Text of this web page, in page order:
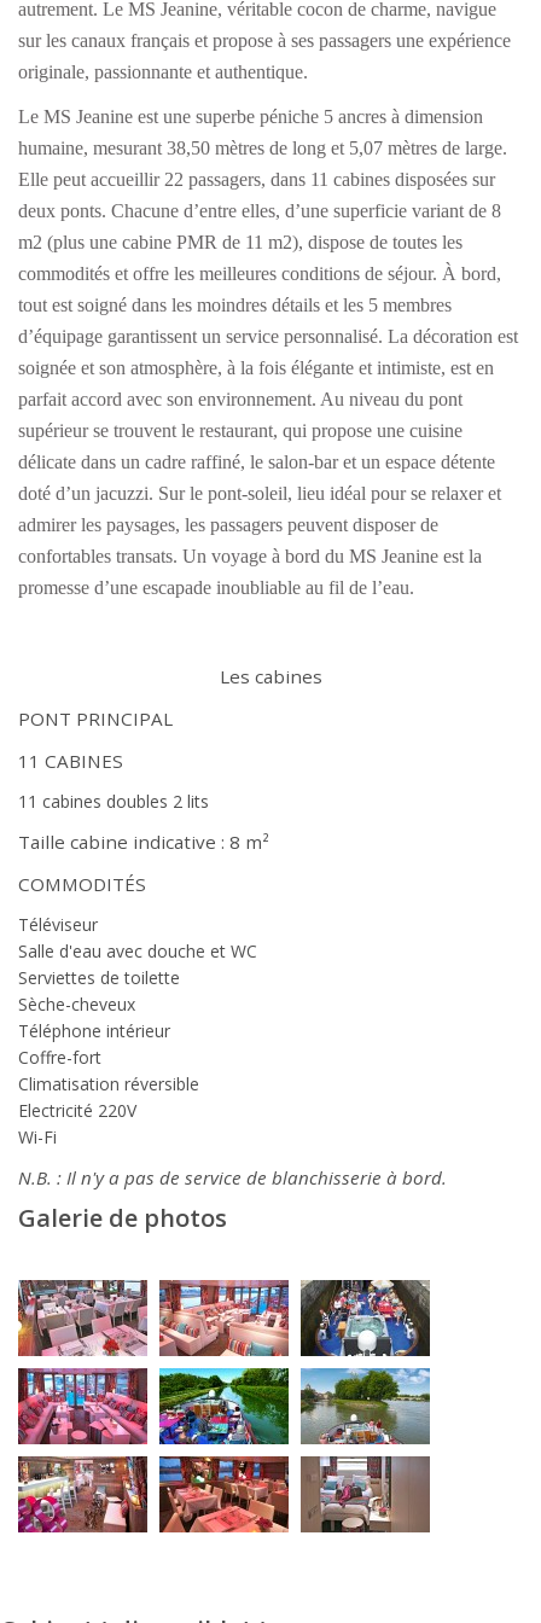
autrement. Le MS Jeanine, véritable cocon de charme, navigue
sur les canaux français et propose à ses passagers une expérience
originale, passionnante et authentique.
Le MS Jeanine est une superbe péniche 5 ancres à dimension
humaine, mesurant 38,50 mètres de long et 5,07 mètres de large.
Elle peut accueillir 22 passagers, dans 11 cabines disposées sur
deux ponts. Chacune d’entre elles, d’une superficie variant de 8
m2 (plus une cabine PMR de 11 m2), dispose de toutes les
commodités et offre les meilleures conditions de séjour. À bord,
tout est soigné dans les moindres détails et les 5 membres
d’équipage garantissent un service personnalisé. La décoration est
soignée et son atmosphère, à la fois élégante et intimiste, est en
parfait accord avec son environnement. Au niveau du pont
supérieur se trouvent le restaurant, qui propose une cuisine
délicate dans un cadre raffiné, le salon-bar et un espace détente
doté d’un jacuzzi. Sur le pont-soleil, lieu idéal pour se relaxer et
admirer les paysages, les passagers peuvent disposer de
confortables transats. Un voyage à bord du MS Jeanine est la
promesse d’une escapade inoubliable au fil de l’eau.
Les cabines
PONT PRINCIPAL
11 CABINES
11 cabines doubles 2 lits
Taille cabine indicative : 8 m²
COMMODITÉS
Téléviseur
Salle d'eau avec douche et WC
Serviettes de toilette
Sèche-cheveux
Téléphone intérieur
Coffre-fort
Climatisation réversible
Electricité 220V
Wi-Fi
N.B. : Il n'y a pas de service de blanchisserie à bord.
Galerie de photos